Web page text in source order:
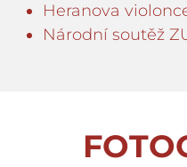
Heranova
Národní soutěž